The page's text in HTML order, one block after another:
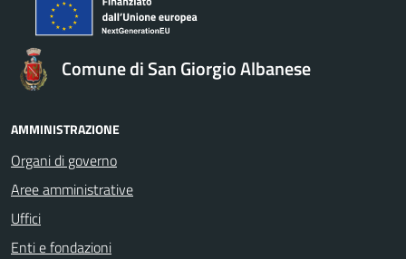
Comune di San Giorgio Albanese
AMMINISTRAZIONE
Organi di governo
Aree amministrative
Uffici
Enti e fondazioni